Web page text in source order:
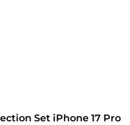
Set iPhone 17 Pro